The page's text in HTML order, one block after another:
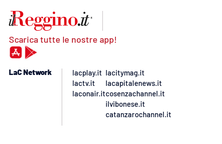
Scarica tutte le nostre app!
LaC Network
lacplay.it
lactv.it
laconair.it
lacitymag.it
lacapitalenews.it
cosenzachannel.it
ilvibonese.it
catanzarochannel.it